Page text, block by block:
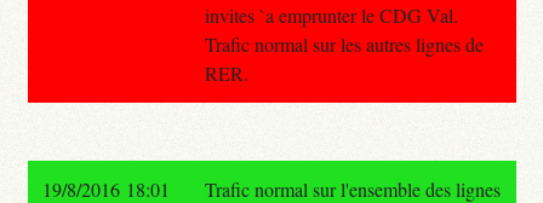
invites `a emprunter le CDG Val.
Trafic normal sur les autres lignes de
RER.
19/8/2016 18:01
Trafic normal sur l'ensemble des lignes